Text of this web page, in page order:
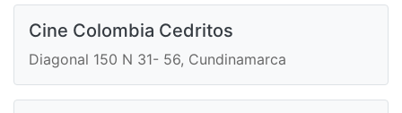
Cine Colombia Cedritos
Diagonal 150 N 31- 56, Cundinamarca